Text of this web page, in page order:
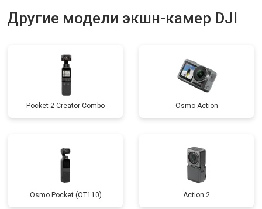
Другие модели экшн-камер DJI
Pocket 2 Creator Combo Osmo Action
Osmo Pocket (OT110) Action 2